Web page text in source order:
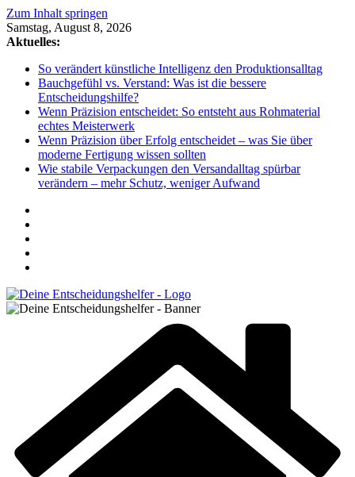
Zum Inhalt springen
Samstag, August 8, 2026
Aktuelles:
So verändert künstliche Intelligenz den Produktionsalltag
Bauchgefühl vs. Verstand: Was ist die bessere
Entscheidungshilfe?
Wenn Präzision entscheidet: So entsteht aus Rohmaterial
echtes Meisterwerk
Wenn Präzision über Erfolg entscheidet – was Sie über
moderne Fertigung wissen sollten
Wie stabile Verpackungen den Versandalltag spürbar
verändern – mehr Schutz, weniger Aufwand